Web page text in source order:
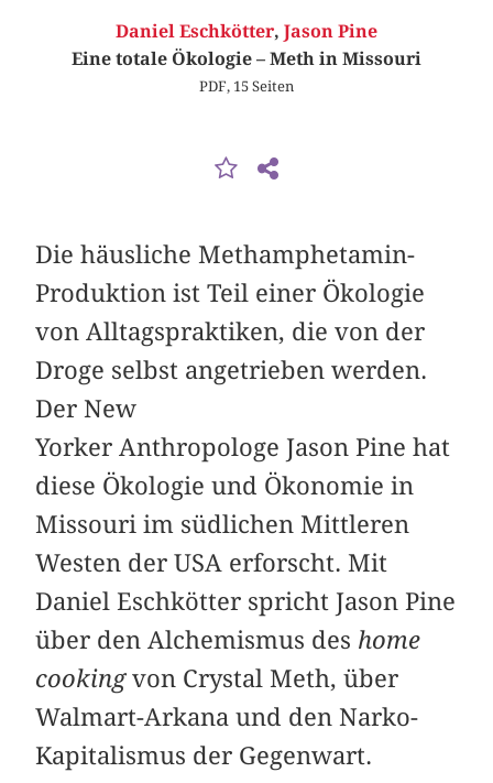
Daniel Eschkötter, Jason Pine
Eine totale Ökologie – Meth in Missouri
PDF, 15 Seiten
Die häusliche Methamphetamin-
Produktion ist Teil einer Ökologie
von Alltagspraktiken, die von der
Droge selbst angetrieben werden.
Der New
Yorker Anthropologe Jason Pine hat
diese Ökologie und Ökonomie in
Missouri im südlichen Mittleren
Westen der USA erforscht. Mit
Daniel Eschkötter spricht Jason Pine
über den Alchemismus des home
cookingvon Crystal Meth, über
Walmart-Arkana und den Narko-
Kapitalismus der Gegenwart.